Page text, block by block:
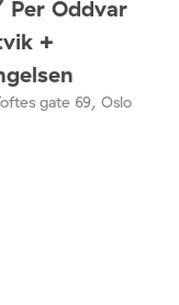
Oddvar
+
gate 69, Oslo